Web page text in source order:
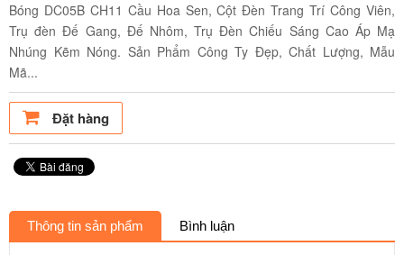
Bóng DC05B CH11 Cầu Hoa Sen, Cột Đèn Trang Trí Công Viên,
Trụ đèn Đế Gang, Đế Nhôm, Trụ Đèn Chiếu Sáng Cao Áp Mạ
Nhúng Kẽm Nóng. Sản Phẩm Công Ty Đẹp, Chất Lượng, Mẫu
Mã...
Đặt hàng
Thông tin sản phẩm Bình luận